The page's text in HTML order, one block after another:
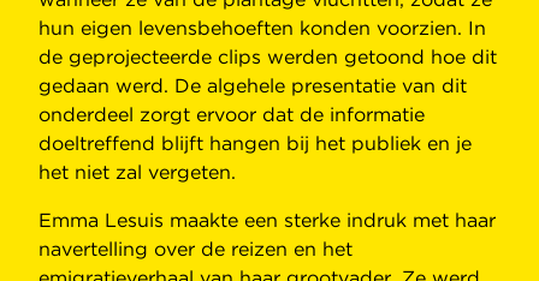
hun eigen levensbehoeften konden voorzien. In
de geprojecteerde clips werden getoond hoe dit
gedaan werd. De algehele presentatie van dit
onderdeel zorgt ervoor dat de informatie
doeltreffend blijft hangen bij het publiek en je
het niet zal vergeten.
Emma Lesuis maakte een sterke indruk met haar
navertelling over de reizen en het